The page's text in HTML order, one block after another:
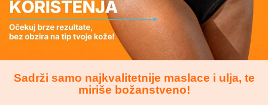
Sadrži samo najkvalitetnije maslace i ulja, te
miriše božanstveno!